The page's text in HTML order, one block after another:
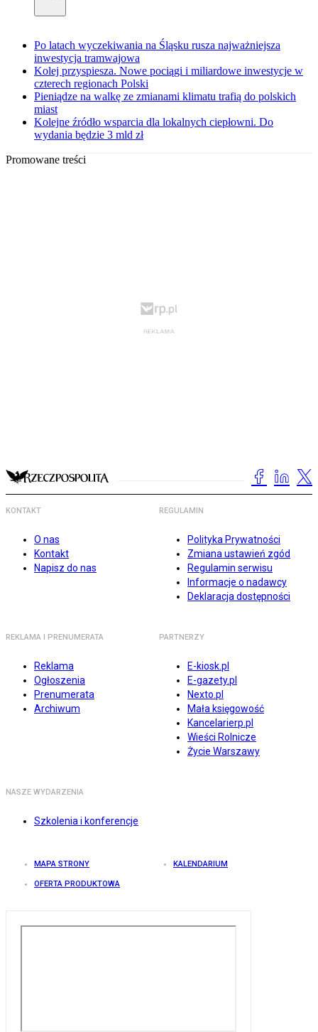
Po latach wyczekiwania na Śląsku rusza najważniejsza
inwestycja tramwajowa
Kolej przyspiesza. Nowe pociągi i miliardowe inwestycje w
czterech regionach Polski
Pieniądze na walkę ze zmianami klimatu trafią do polskich
miast
Kolejne źródło wsparcia dla lokalnych ciepłowni. Do
wydania będzie 3 mld zł
Promowane treści
KONTAKT
O nas
Kontakt
Napisz do nas
REGULAMIN
Polityka Prywatności
Zmiana ustawień zgód
Regulamin serwisu
Informacje o nadawcy
Deklaracja dostępności
REKLAMA I PRENUMERATA
Reklama
Ogłoszenia
Prenumerata
Archiwum
PARTNERZY
E-kiosk.pl
E-gazety.pl
Nexto.pl
Mała księgowość
Kancelarierp.pl
Wieści Rolnicze
Życie Warszawy
NASZE WYDARZENIA
Szkolenia i konferencje
MAPA STRONY KALENDARIUM
OFERTA PRODUKTOWA